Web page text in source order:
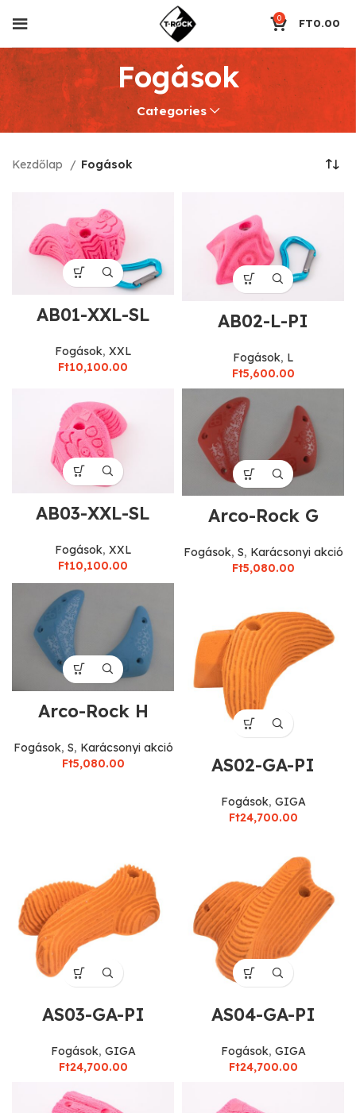
0 FT0.00
Fogások
Categories
Kezdőlap Fogások
AB01-XXL-SL
Fogások, XXL
Ft10,100.00
AB02-L-PI
Fogások, L
Ft5,600.00
AB03-XXL-SL
Fogások, XXL
Ft10,100.00
Arco-Rock G
Fogások, S, Karácsonyi akció
Ft5,080.00
Arco-Rock H
Fogások, S, Karácsonyi akció
Ft5,080.00 AS02-GA-PI
Fogások, GIGA
Ft24,700.00
AS03-GA-PI
Fogások, GIGA
Ft24,700.00
AS04-GA-PI
Fogások, GIGA
Ft24,700.00